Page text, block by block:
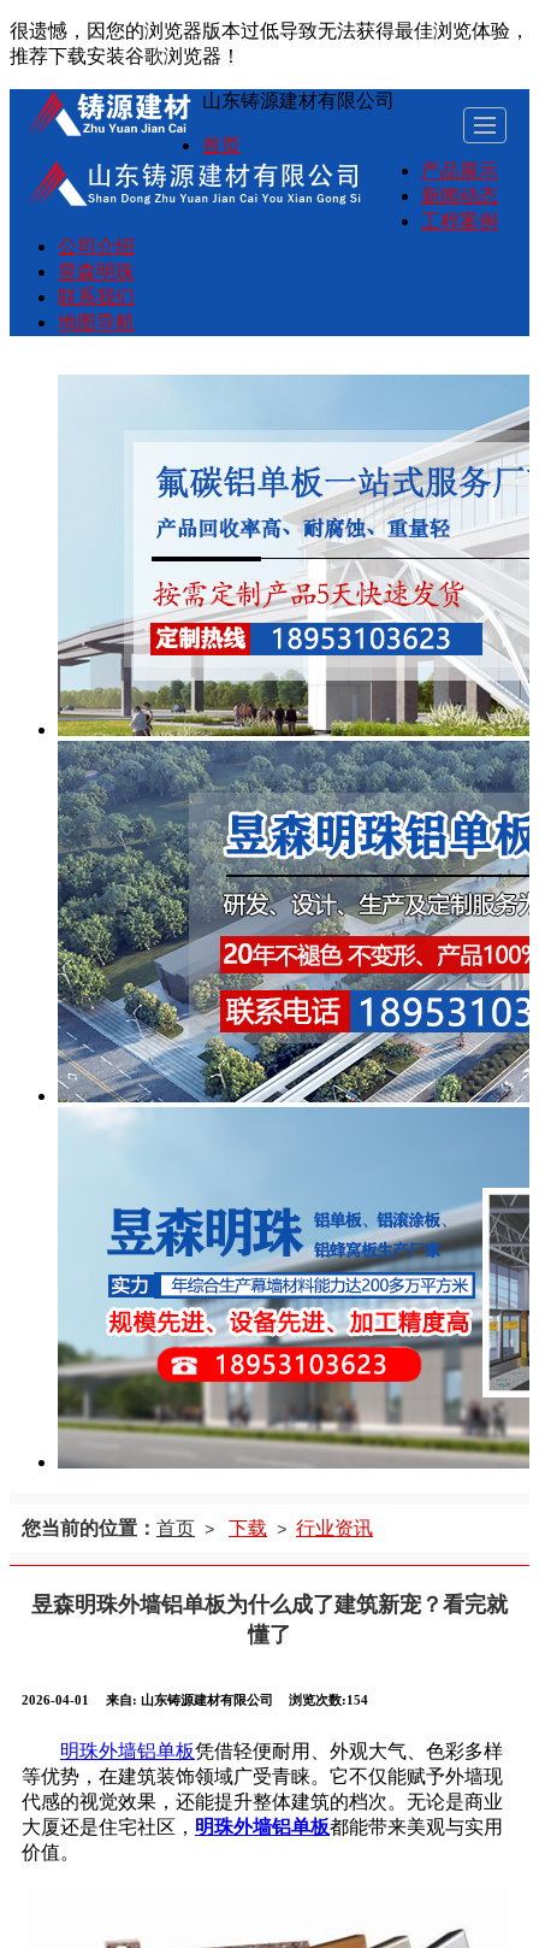
很遗憾，因您的浏览器版本过低导致无法获得最佳浏览体验，
推荐下载安装谷歌浏览器！
山东铸源建材有限公司
首页
产品展示
新闻动态
工程案例
公司介绍
昱森明珠
联系我们
地图导航
您当前的位置： 首页 > 下载 > 行业资讯
昱森明珠外墙铝单板为什么成了建筑新宠？看完就
懂了
2026-04-01 来自: 山东铸源建材有限公司 浏览次数:154
明珠外墙铝单板凭借轻便耐用、外观大气、色彩多样
等优势，在建筑装饰领域广受青睐。它不仅能赋予外墙现
代感的视觉效果，还能提升整体建筑的档次。无论是商业
大厦还是住宅社区， 明珠外墙铝单板都能带来美观与实用
价值。